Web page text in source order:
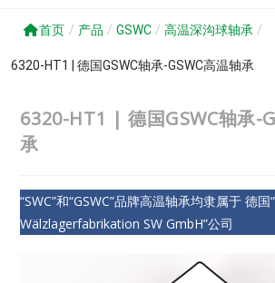
首页 / 产品 / GSWC / 高温深沟球轴承 /
6320-HT1 | 德国GSWC轴承-GSWC高温轴承
6320-HT1 | 德国GSWC轴承-
承
“SWC”和“GSWC”品牌高温轴承均隶属于 德国
Wälzlagerfabrikation SW GmbH”公司